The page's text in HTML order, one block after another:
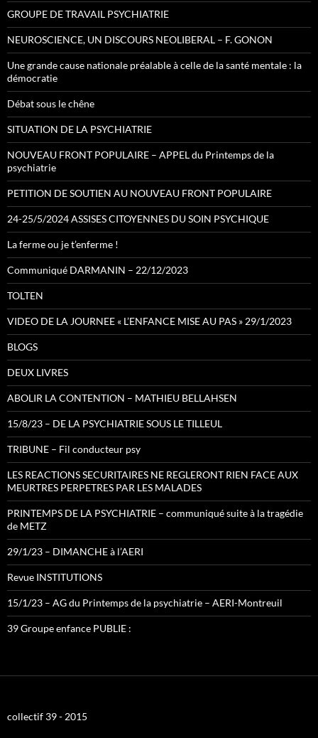
GROUPE DE TRAVAIL PSYCHIATRIE
NEUROSCIENCE, UN DISCOURS NEOLIBERAL – F. GONON
Une grande cause nationale préalable à celle de la santé mentale : la
démocratie
Débat sous le chêne
SITUATION DE LA PSYCHIATRIE
NOUVEAU FRONT POPULAIRE – APPEL du Printemps de la
psychiatrie
PETITION DE SOUTIEN AU NOUVEAU FRONT POPULAIRE
24-25/5/2024 ASSISES CITOYENNES DU SOIN PSYCHIQUE
La ferme ou je t’enferme !
Communiqué DARMANIN – 22/12/2023
TOLTEN
VIDEO DE LA JOURNEE « L’ENFANCE MISE AU PAS » 29/1/2023
BLOGS
DEUX LIVRES
ABOLIR LA CONTENTION – MATHIEU BELLAHSEN
15/8/23 – DE LA PSYCHIATRIE SOUS LE TILLEUL
TRIBUNE – Fil conducteur psy
LES REACTIONS SECURITAIRES NE REGLERONT RIEN FACE AUX
MEURTRES PERPETRES PAR LES MALADES
PRINTEMPS DE LA PSYCHIATRIE – communiqué suite à la tragédie
de METZ
29/1/23 – DIMANCHE à l’AERI
Revue INSTITUTIONS
15/1/23 – AG du Printemps de la psychiatrie – AERI-Montreuil
39 Groupe enfance PUBLIE :
collectif 39 - 2015